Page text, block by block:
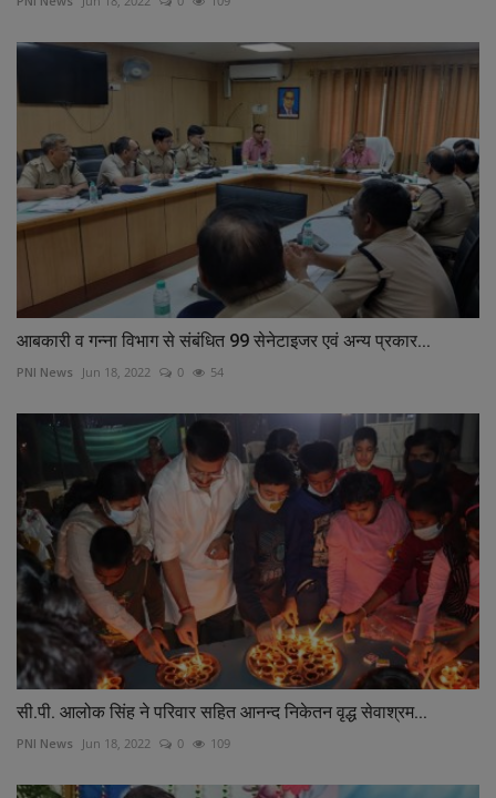
आबकारी व गन्ना विभाग से संबंधित 99 सेनेटाइजर एवं अन्य प्रकार...
PNI News Jun 18, 2022 0 54
सी.पी. आलोक सिंह ने परिवार सहित आनन्द निकेतन वृद्ध सेवाश्रम...
PNI News Jun 18, 2022 0 109